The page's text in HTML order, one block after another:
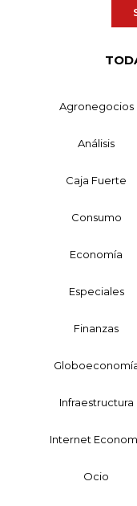
Agronegocios
Análisis
Caja Fuerte
Consumo
Economía
Especiales
Finanzas
Infraestructura
Internet
Ocio